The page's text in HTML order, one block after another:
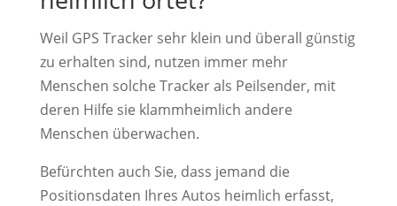
Weil GPS Tracker sehr klein und überall günstig
zu erhalten sind, nutzen immer mehr
Menschen solche Tracker als Peilsender, mit
deren Hilfe sie klammheimlich andere
Menschen überwachen.
Befürchten auch Sie, dass jemand die
Positionsdaten Ihres Autos heimlich erfasst,